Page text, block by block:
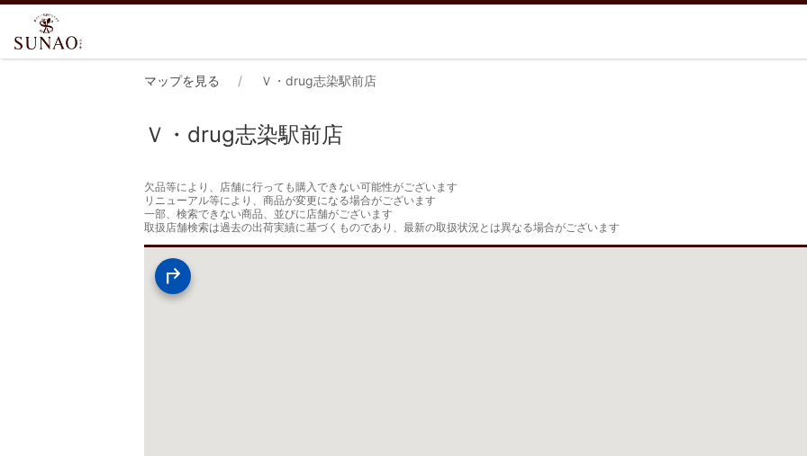
マップを見る Ｖ・drug志染駅前店
Ｖ・drug志染駅前店
欠品等により、店舗に行っても購入できない可能性がございます
リニューアル等により、商品が変更になる場合がございます
一部、検索できない商品、並びに店舗がございます
取扱店舗検索は過去の出荷実績に基づくものであり、最新の取扱状況とは異なる場合がございます